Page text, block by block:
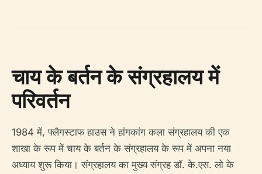
चाय के बर्तन के संग्रहालय में
परिवर्तन
1984 में, फ्लैगस्टाफ हाउस ने हांगकांग कला संग्रहालय की एक
शाखा के रूप में चाय के बर्तन के संग्रहालय के रूप में अपना नया
अध्याय शुरू किया। संग्रहालय का मुख्य संग्रह डॉ. के.एस. लो के